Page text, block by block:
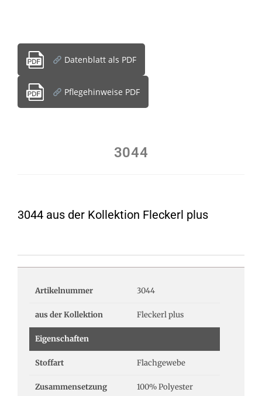
Datenblatt als PDF
Pflegehinweise PDF
3044
3044 aus der Kollektion Fleckerl plus
Artikelnummer 3044
aus der Kollektion Fleckerl plus
Eigenschaften
Stoffart Flachgewebe
Zusammensetzung 100% Polyester